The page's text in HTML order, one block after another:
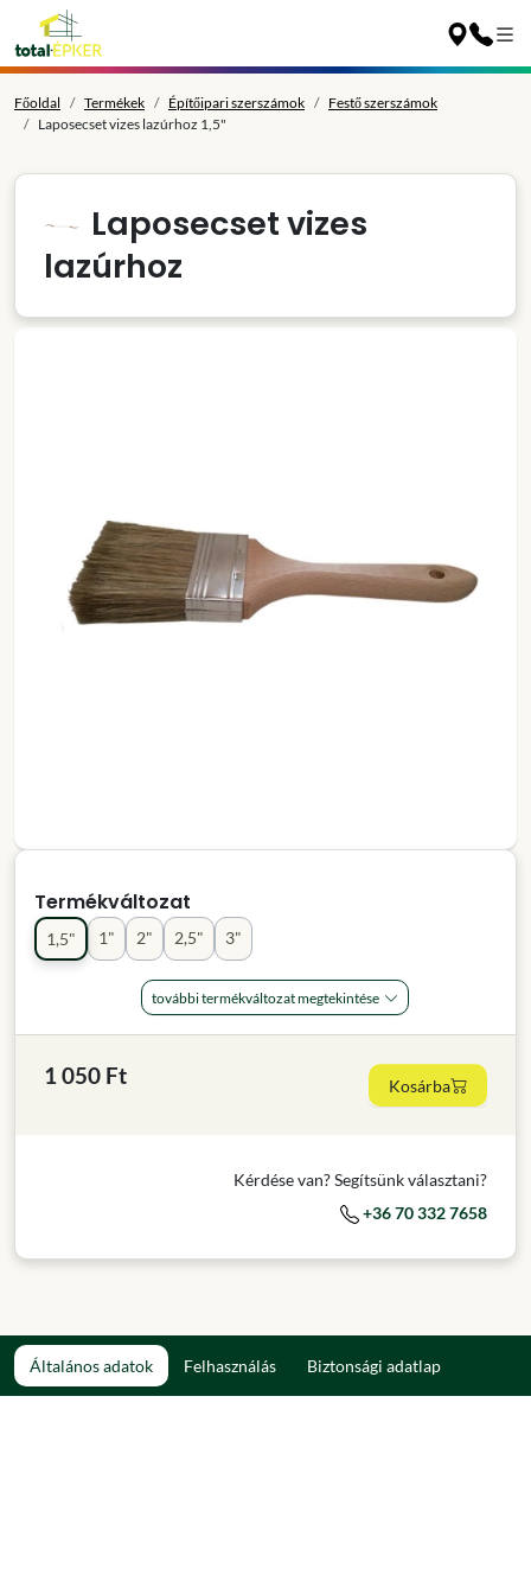
Főoldal Termékek Építőipari szerszámok
Festő szerszámok
Laposecset vizes lazúrhoz 1,5"
Laposecset vizes
lazúrhoz
Termékváltozat
1"
1,5" 2" 2,5" 3"
további termékváltozat megtekintése
1 050 Ft Kosárba
Kérdése van? Segítsünk választani?
+36 70 332 7658
Általános adatok Felhasználás Biztonsági adatlap